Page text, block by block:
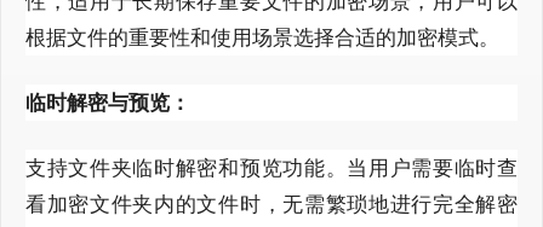
根据文件的重要性和使用场景选择合适的加密模式。
临时解密与预览：
支持文件夹临时解密和预览功能。当用户需要临时查
看加密文件夹内的文件时，无需繁琐地进行完全解密